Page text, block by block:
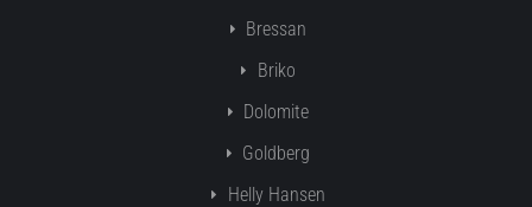
Bressan
Briko
Dolomite
Goldberg
Helly Hansen